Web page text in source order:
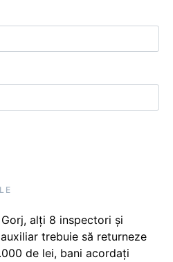
Gorj, alți 8 inspectori și
trebuie să returneze
de lei, bani acordați